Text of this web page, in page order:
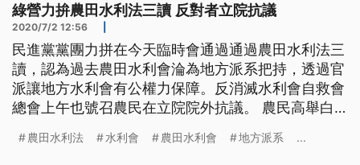
綠營力拚農田水利法三讀 反對者立院抗議
2020/7/2 12:56
民進黨黨團力拼在今天臨時會通過通過農田水利法三
讀，認為過去農田水利會淪為地方派系把持，透過官
派讓地方水利會有公權力保障。反消滅水利會自救會
總會上午也號召農民在立院院外抗議。 農民高舉白
2日上午，桃園、台中、彰化地方水利會動員，約兩
農田水利法 水利會 農田水利會 地方派系 ...